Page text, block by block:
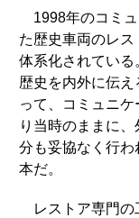
1998年のコミュ
た歴史車両のレ
体系化されてい
歴史を内外に伝
って、コミュニ
り当時のままに
分も妥協なく行
本だ。
レストア専門の